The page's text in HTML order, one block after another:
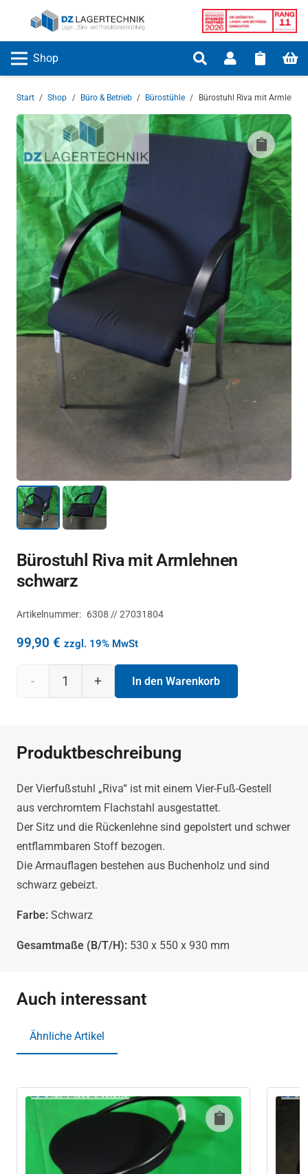
Shop
Start / Shop / Büro & Betrieb / Bürostühle / Bürostuhl Riva mit
Bürostuhl Riva mit Armlehnen
schwarz
Artikelnummer: 6308 // 27031804
99,90 € zzgl. 19% MwSt
Bürostuhl
mit
schwarz
Menge
In den Warenkorb
Produktbeschreibung
Der Vierfußstuhl „Riva“ ist mit einem Vier-Fuß-Gestell
aus verchromtem Flachstahl ausgestattet.
Der Sitz und die Rückenlehne sind gepolstert und schwer
entflammbaren Stoff bezogen.
Die Armauflagen bestehen aus Buchenholz und sind
schwarz gebeizt.
Farbe: Schwarz
Gesamtmaße (B/T/H): 530 x 550 x 930 mm
Auch interessant
Ähnliche Artikel